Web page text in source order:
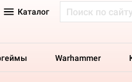
Каталог
Warhammer